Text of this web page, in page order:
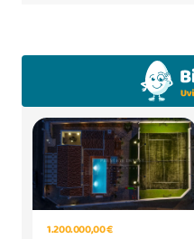
1.200.000,00 €